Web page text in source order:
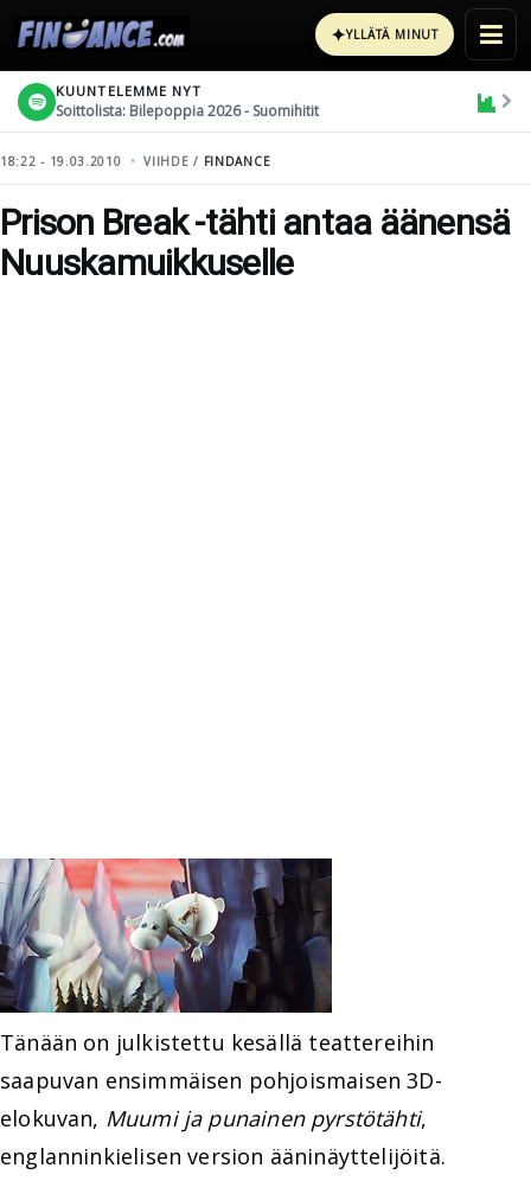
✦YLLÄTÄ MINUT
KUUNTELEMME NYT
Soittolista: Bilepoppia 2026 - Suomihitit
18:22 - 19.03.2010 VIIHDE / FINDANCE
Prison Break -tähti antaa äänensä
Nuuskamuikkuselle
Tänään on julkistettu kesällä teattereihin
saapuvan ensimmäisen pohjoismaisen 3D-
elokuvan, Muumi ja punainen pyrstötähti,
englanninkielisen version ääninäyttelijöitä.